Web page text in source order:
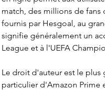
match, des millions de
fournis par Hesgoal, au
signifie généralement un
League et à l'UEFA
Le droit d'auteur est le
particulier d'Amazon Prime